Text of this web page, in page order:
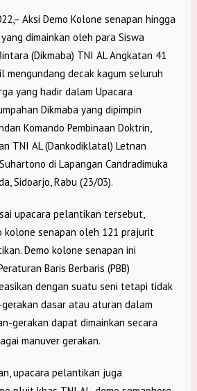
Aksi Demo Kolone senapan hingga
dimainkan oleh para Siswa
(Dikmaba) TNI AL Angkatan 41
mengundang decak kagum seluruh
yang hadir dalam Upacara
Dikmaba yang dipimpin
Komando Pembinaan Doktrin,
TNI AL (Dankodiklatal) Letnan
di Lapangan Candradimuka
Sidoarjo, Rabu (23/03).
upacara pelantikan tersebut,
kolone senapan oleh 121 prajurit
Demo kolone senapan ini
Baris Berbaris (PBB)
dengan suatu seni tetapi tidak
dasar atau aturan dalam
gerakan dapat dimainkan secara
manuver gerakan.
upacara pelantikan juga